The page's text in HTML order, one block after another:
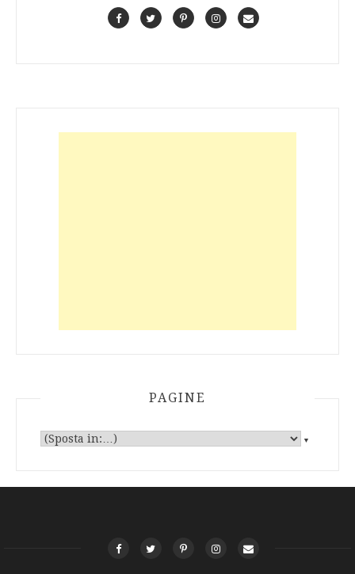
FacebookTwitterPinterestInstagramContact
PAGINE
▼